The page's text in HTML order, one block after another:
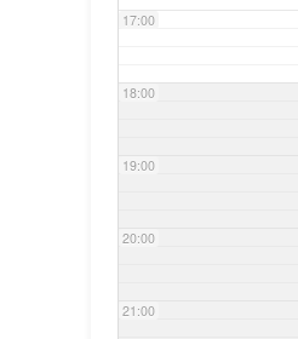
17:00
18:00
19:00
20:00
21:00